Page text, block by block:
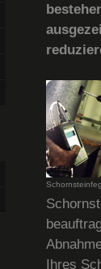
Ihres